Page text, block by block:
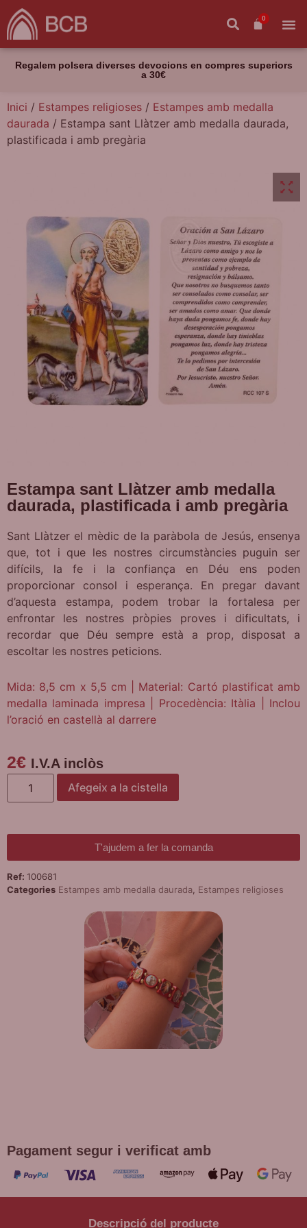
0
Regalem polsera diverses devocions en compres superiors
a 30€
Inici / Estampes religioses / Estampes amb medalla
daurada / Estampa sant Llàtzer amb medalla daurada,
plastificada i amb pregària
Estampa sant Llàtzer amb medalla
daurada, plastificada i amb pregària
Sant Llàtzer el mèdic de la paràbola de Jesús, ensenya
que, tot i que les nostres circumstàncies puguin ser
difícils, la fe i la confiança en Déu ens poden
proporcionar consol i esperança. En pregar davant
d’aquesta estampa, podem trobar la fortalesa per
enfrontar les nostres pròpies proves i dificultats, i
recordar que Déu sempre està a prop, disposat a
escoltar les nostres peticions.
Mida: 8,5 cm x 5,5 cm | Material: Cartó plastificat amb
medalla laminada impresa | Procedència: Itàlia | Inclou
l’oració en castellà al darrere
2€ I.V.A inclòs
Afegeix a la cistella
T'ajudem a fer la comanda
Ref: 100681
Categories Estampes amb medalla daurada Estampes religioses
Pagament segur i verificat amb
Descripció del producte